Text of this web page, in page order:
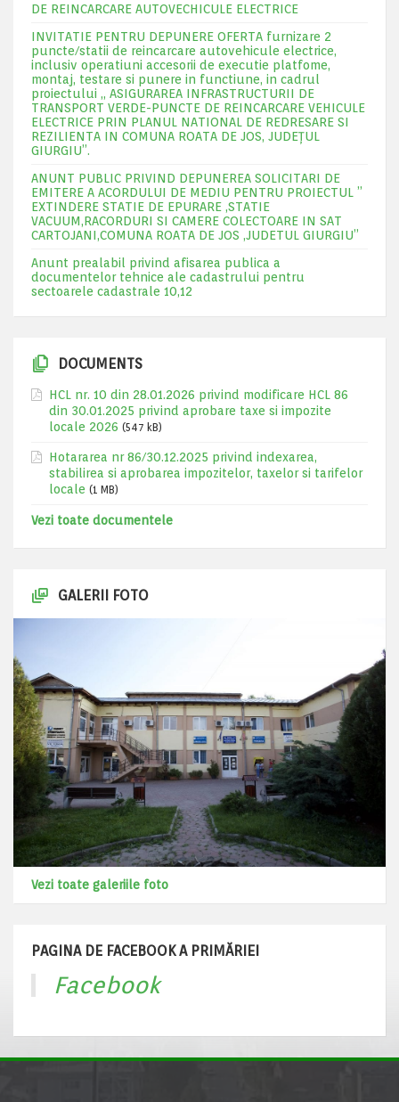
DE REINCARCARE AUTOVECHICULE ELECTRICE
INVITATIE PENTRU DEPUNERE OFERTA furnizare 2
puncte/statii de reincarcare autovehicule electrice,
inclusiv operatiuni accesorii de executie platfome,
montaj, testare si punere in functiune, in cadrul
proiectului „ ASIGURAREA INFRASTRUCTURII DE
TRANSPORT VERDE-PUNCTE DE REINCARCARE VEHICULE
ELECTRICE PRIN PLANUL NATIONAL DE REDRESARE SI
REZILIENTA IN COMUNA ROATA DE JOS, JUDEŢUL
GIURGIU”.
ANUNT PUBLIC PRIVIND DEPUNEREA SOLICITARI DE
EMITERE A ACORDULUI DE MEDIU PENTRU PROIECTUL ”
EXTINDERE STATIE DE EPURARE ,STATIE
VACUUM,RACORDURI SI CAMERE COLECTOARE IN SAT
CARTOJANI,COMUNA ROATA DE JOS ,JUDETUL GIURGIU”
Anunt prealabil privind afisarea publica a
documentelor tehnice ale cadastrului pentru
sectoarele cadastrale 10,12
DOCUMENTS
HCL nr. 10 din 28.01.2026 privind modificare HCL 86
din 30.01.2025 privind aprobare taxe si impozite
locale 2026 (547 kB)
Hotararea nr 86/30.12.2025 privind indexarea,
stabilirea si aprobarea impozitelor, taxelor si tarifelor
locale (1 MB)
Vezi toate documentele
GALERII FOTO
Vezi toate galeriile foto
PAGINA DE FACEBOOK A PRIMĂRIEI
Facebook